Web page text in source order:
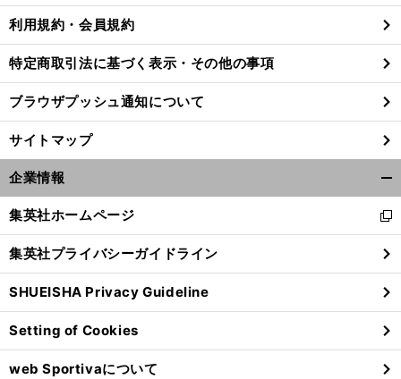
利用規約・会員規約
特定商取引法に基づく表示・その他の事項
ブラウザプッシュ通知について
サイトマップ
企業情報
閉
る
集英社ホームページ
新
し
い
ウ
ィ
ン
ド
ウ
で
集英社プライバシーガイドライン
SHUEISHA Privacy Guideline
Setting of Cookies
web Sportivaについて